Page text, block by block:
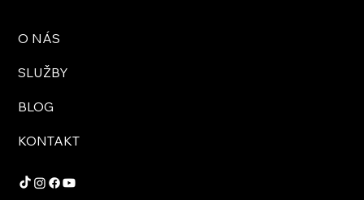
O NÁS
SLUŽBY
BLOG
KONTAKT